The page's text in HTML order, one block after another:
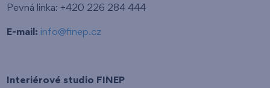
Pevná linka: +420 226 284 444
E-mail: info@finep.cz
Interiérové studio FINEP